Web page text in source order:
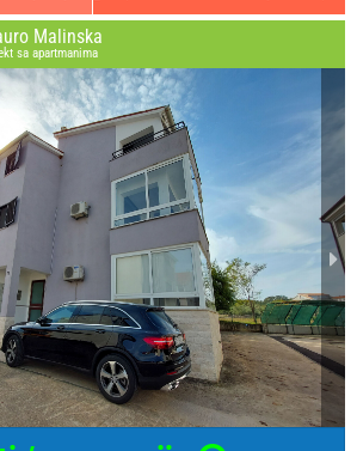
Malinska
sa apartmanima